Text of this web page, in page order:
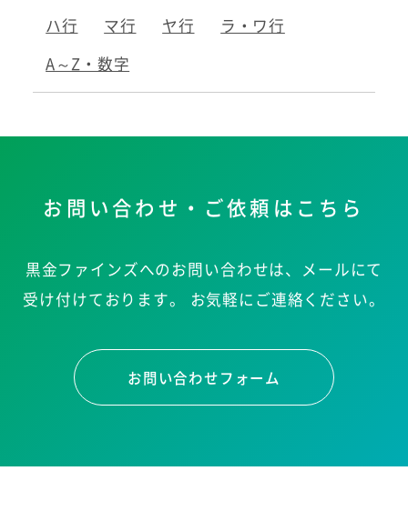
ハ行
マ行 ヤ行
ラ・ワ行
A～Z・数字
お問い合わせ・ご依頼はこちら
黒金ファインズへのお問い合わせは、メールにて
受け付けております。
お気軽にご連絡ください。
お問い合わせフォーム